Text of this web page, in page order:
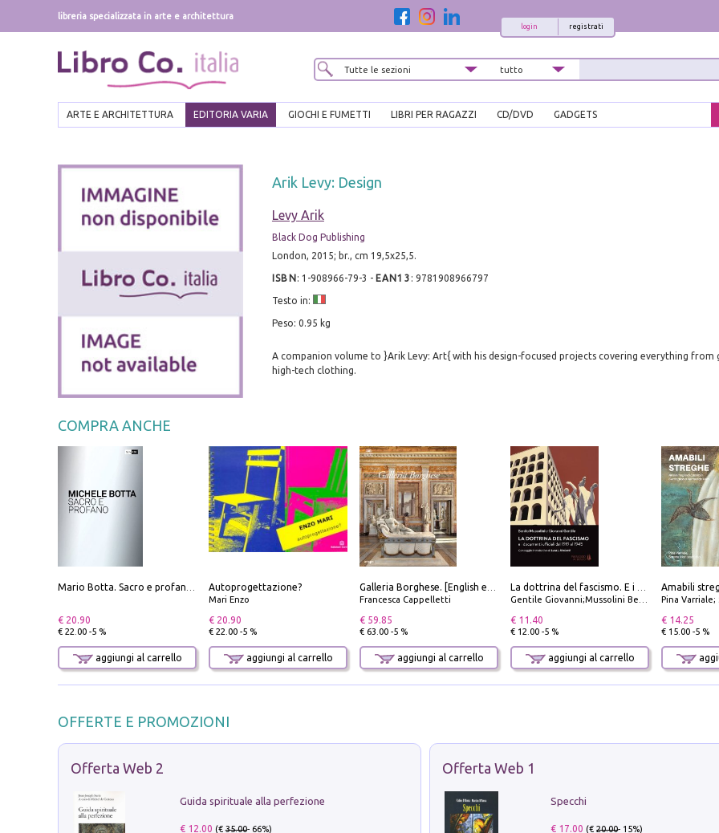
libreria specializzata in arte e architettura
registrati
login
ARTE E ARCHITETTURA EDITORIA VARIA GIOCHI E FUMETTI LIBRI PER RAGAZZI CD/DVD GADGETS
Arik Levy: Design
Levy Arik
Black Dog Publishing
London, 2015; br., cm 19,5x25,5.
ISBN : 1-908966-79-3 - EAN13 : 9781908966797
Testo in:
Peso: 0.95 kg
A companion volume to }Arik Levy: Art{ with his design-focused projects covering everything from
high-tech clothing.
COMPRA ANCHE
Mario Botta. Sacro e profano-Sacred and profane
€ 20.90
€ 22.00 -5 %
aggiungi al carrello
Autoprogettazione?
Mari Enzo
€ 20.90
€ 22.00 -5 %
aggiungi al carrello
Galleria Borghese. [English edition]
Francesca Cappelletti
€ 59.85
€ 63.00 -5 %
aggiungi al carrello
La dottrina del fascismo. E i documenti ufficiali dal 1919 al 1945
Gentile Giovanni;Mussolini Benito
€ 11.40
€ 12.00 -5 %
aggiungi al carrello
Pina Varriale;
€ 14.25
€ 15.00 -5 %
OFFERTE E PROMOZIONI
Offerta Web 2
Guida spirituale alla perfezione
€ 12.00 (€35.00- 66%)
Offerta Web 1
Specchi
€ 17.00 (€20.00- 15%)